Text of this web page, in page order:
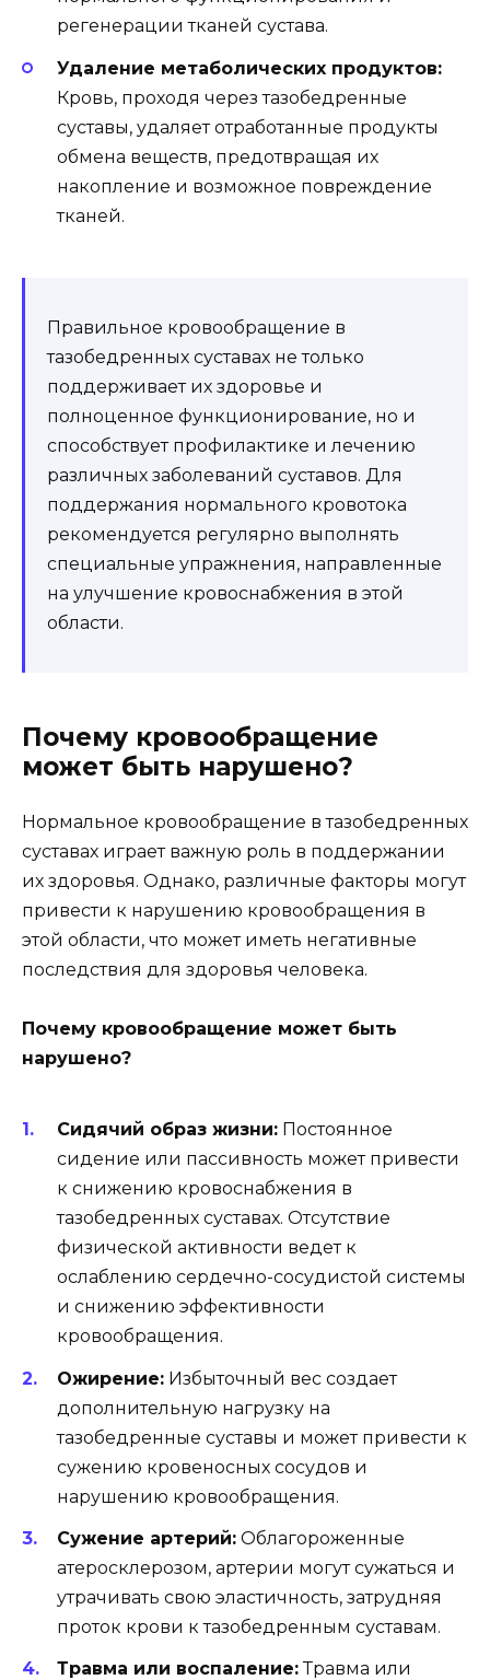
регенерации тканей сустава.
Удаление метаболических продуктов:
Кровь, проходя через тазобедренные
суставы, удаляет отработанные продукты
обмена веществ, предотвращая их
накопление и возможное повреждение
тканей.
Правильное кровообращение в
тазобедренных суставах не только
поддерживает их здоровье и
полноценное функционирование, но и
способствует профилактике и лечению
различных заболеваний суставов. Для
поддержания нормального кровотока
рекомендуется регулярно выполнять
специальные упражнения, направленные
на улучшение кровоснабжения в этой
области.
Почему кровообращение
может быть нарушено?
Нормальное кровообращение в тазобедренных
суставах играет важную роль в поддержании
их здоровья. Однако, различные факторы могут
привести к нарушению кровообращения в
этой области, что может иметь негативные
последствия для здоровья человека.
Почему кровообращение может быть
нарушено?
Сидячий образ жизни: Постоянное
сидение или пассивность может привести
к снижению кровоснабжения в
тазобедренных суставах. Отсутствие
физической активности ведет к
ослаблению сердечно-сосудистой системы
и снижению эффективности
кровообращения.
Ожирение: Избыточный вес создает
дополнительную нагрузку на
тазобедренные суставы и может привести к
сужению кровеносных сосудов и
нарушению кровообращения.
Сужение артерий: Облагороженные
атеросклерозом, артерии могут сужаться и
утрачивать свою эластичность, затрудняя
проток крови к тазобедренным суставам.
Травма или воспаление:Травма или